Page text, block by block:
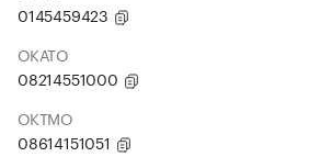
0145459423
ОКАТО
08214551000
ОКТМО
08614151051